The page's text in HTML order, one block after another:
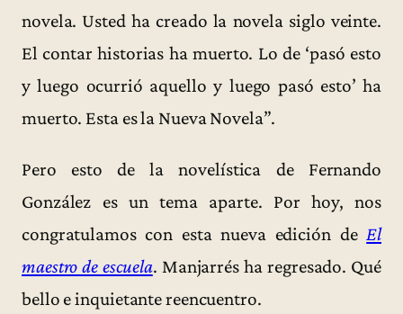
novela. Usted ha creado la novela siglo veinte.
El contar historias ha muerto. Lo de ‘pasó esto
y luego ocurrió aquello y luego pasó esto’ ha
muerto. Esta es la Nueva Novela”.
Pero esto de la novelística de Fernando
González es un tema aparte. Por hoy, nos
congratulamos con esta nueva edición deEl
maestro de escuela. Manjarrés ha regresado. Qué
bello e inquietante reencuentro.